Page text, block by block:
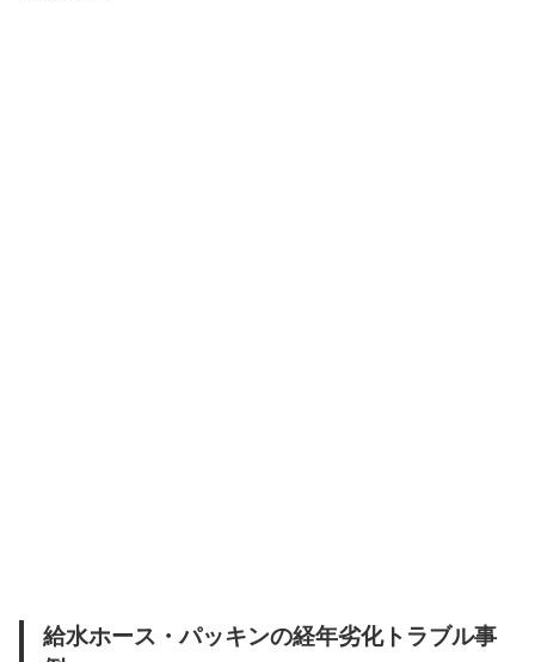
給水ホース・パッキンの経年劣化トラブル事